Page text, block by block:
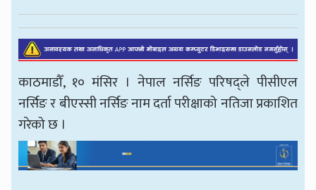
काठमाडौँ, १० मंसिर । नेपाल नर्सिङ परिषद्ले पीसीएल
नर्सिङ र बीएस्सी नर्सिङ नाम दर्ता परीक्षाको नतिजा प्रकाशित
गरेको छ ।